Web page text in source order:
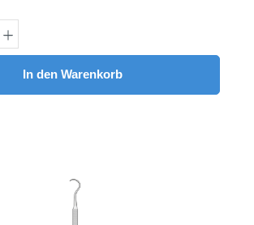
Gib den gewünschten
In den Warenkorb